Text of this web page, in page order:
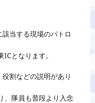
当する現場のパトロ
となります。
割などの説明があり
、隊員も普段より入念